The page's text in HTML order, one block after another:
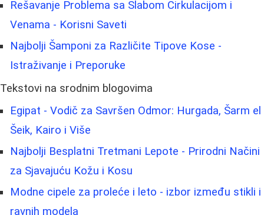
Rešavanje Problema sa Slabom Cirkulacijom i
Venama - Korisni Saveti
Najbolji Šamponi za Različite Tipove Kose -
Istraživanje i Preporuke
Tekstovi na srodnim blogovima
Egipat - Vodič za Savršen Odmor: Hurgada, Šarm el
Šeik, Kairo i Više
Najbolji Besplatni Tretmani Lepote - Prirodni Načini
za Sjavajuću Kožu i Kosu
Modne cipele za proleće i leto - izbor između stikli i
ravnih modela